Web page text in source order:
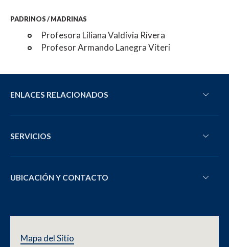
PADRINOS / MADRINAS
Profesora Liliana Valdivia Rivera
Profesor Armando Lanegra Viteri
ENLACES RELACIONADOS
SERVICIOS
UBICACIÓN Y CONTACTO
Mapa del Sitio